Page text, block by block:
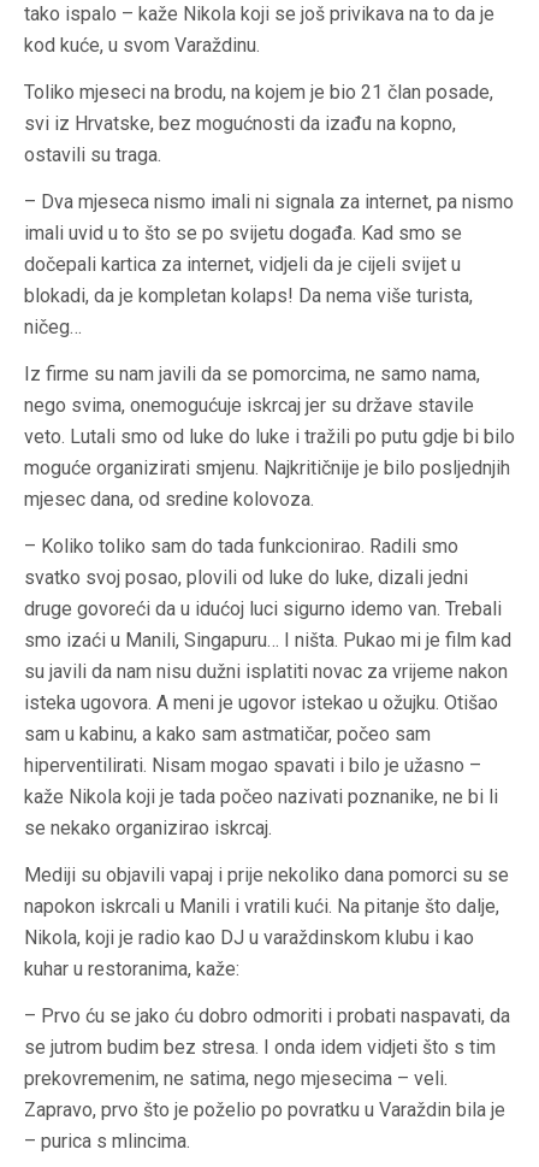
tako ispalo – kaže Nikola koji se još privikava na to da je
kod kuće, u svom Varaždinu.
Toliko mjeseci na brodu, na kojem je bio 21 član posade,
svi iz Hrvatske, bez mogućnosti da izađu na kopno,
ostavili su traga.
– Dva mjeseca nismo imali ni signala za internet, pa nismo
imali uvid u to što se po svijetu događa. Kad smo se
dočepali kartica za internet, vidjeli da je cijeli svijet u
blokadi, da je kompletan kolaps! Da nema više turista,
ničeg…
Iz firme su nam javili da se pomorcima, ne samo nama,
nego svima, onemogućuje iskrcaj jer su države stavile
veto. Lutali smo od luke do luke i tražili po putu gdje bi bilo
moguće organizirati smjenu. Najkritičnije je bilo posljednjih
mjesec dana, od sredine kolovoza.
– Koliko toliko sam do tada funkcionirao. Radili smo
svatko svoj posao, plovili od luke do luke, dizali jedni
druge govoreći da u idućoj luci sigurno idemo van. Trebali
smo izaći u Manili, Singapuru… I ništa. Pukao mi je film kad
su javili da nam nisu dužni isplatiti novac za vrijeme nakon
isteka ugovora. A meni je ugovor istekao u ožujku. Otišao
sam u kabinu, a kako sam astmatičar, počeo sam
hiperventilirati. Nisam mogao spavati i bilo je užasno –
kaže Nikola koji je tada počeo nazivati poznanike, ne bi li
se nekako organizirao iskrcaj.
Mediji su objavili vapaj i prije nekoliko dana pomorci su se
napokon iskrcali u Manili i vratili kući. Na pitanje što dalje,
Nikola, koji je radio kao DJ u varaždinskom klubu i kao
kuhar u restoranima, kaže:
– Prvo ću se jako ću dobro odmoriti i probati naspavati, da
se jutrom budim bez stresa. I onda idem vidjeti što s tim
prekovremenim, ne satima, nego mjesecima – veli.
Zapravo, prvo što je poželio po povratku u Varaždin bila je
– purica s mlincima.